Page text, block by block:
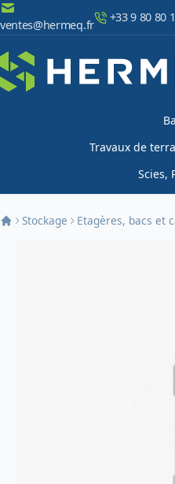
Aller au contenu
ventes@hermeq.fr
+33 9 80 80
Travaux de
Scies,
Stockage Etagères, bacs et